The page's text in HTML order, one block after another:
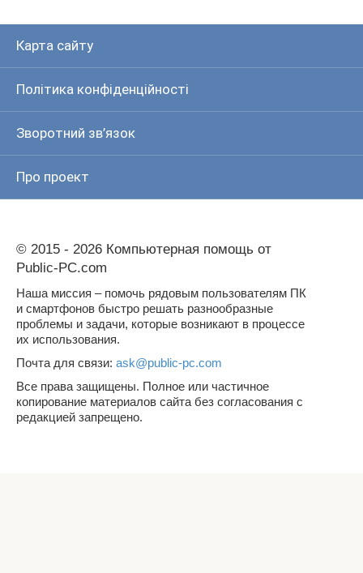
Карта сайту
Політика конфіденційності
Зворотний зв’язок
Про проект
© 2015 - 2026 Компьютерная помощь от
Public-PC.com
Наша миссия – помочь рядовым пользователям ПК
и смартфонов быстро решать разнообразные
проблемы и задачи, которые возникают в процессе
их использования.
Почта для связи: ask@public-pc.com
Все права защищены. Полное или частичное
копирование материалов сайта без согласования с
редакцией запрещено.